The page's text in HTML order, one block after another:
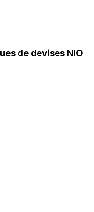
de devises NIO